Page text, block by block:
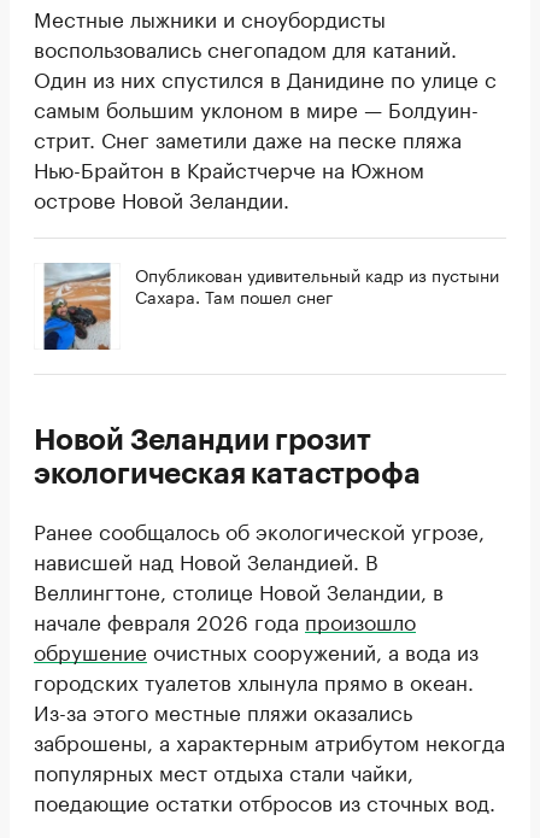
Местные лыжники и сноубордисты
воспользовались снегопадом для катаний.
Один из них спустился в Данидине по улице с
самым большим уклоном в мире — Болдуин-
стрит. Снег заметили даже на песке пляжа
Нью-Брайтон в Крайстчерче на Южном
острове Новой Зеландии.
Опубликован удивительный кадр из пустыни
Сахара. Там пошел снег
Новой Зеландии грозит
экологическая катастрофа
Ранее сообщалось об экологической угрозе,
нависшей над Новой Зеландией. В
Веллингтоне, столице Новой Зеландии, в
начале февраля 2026 года произошло
обрушение очистных сооружений, а вода из
городских туалетов хлынула прямо в океан.
Из-за этого местные пляжи оказались
заброшены, а характерным атрибутом некогда
популярных мест отдыха стали чайки,
поедающие остатки отбросов из сточных вод.